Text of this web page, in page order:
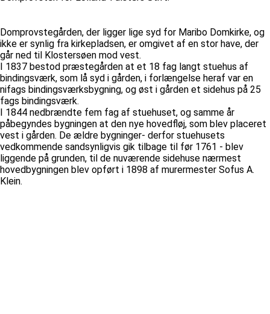
Domprovstegården, der ligger lige syd for Maribo Domkirke, og
ikke er synlig fra kirkepladsen, er omgivet af en stor have, der
går ned til Klostersøen mod vest.
I 1837 bestod præstegården at et 18 fag langt stuehus af
bindingsværk, som lå syd i gården, i forlængelse heraf var en
nifags bindingsværksbygning, og øst i gården et sidehus på 25
fags bindingsværk.
I 1844 nedbrændte fem fag af stuehuset, og samme år
påbegyndes bygningen at den nye hovedfløj, som blev placeret
vest i gården. De ældre bygninger- derfor stuehusets
vedkommende sandsynligvis gik tilbage til før 1761 - blev
liggende på grunden, til de nuværende sidehuse nærmest
hovedbygningen blev opført i 1898 af murermester Sofus A.
Klein.